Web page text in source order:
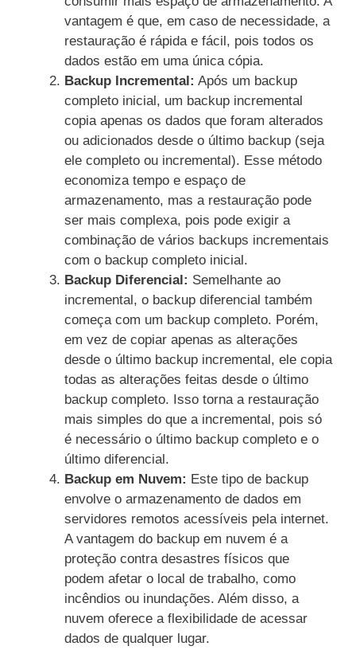
vantagem é que, em caso de necessidade, a
restauração é rápida e fácil, pois todos os
dados estão em uma única cópia.
Backup Incremental: Após um backup
completo inicial, um backup incremental
copia apenas os dados que foram alterados
ou adicionados desde o último backup (seja
ele completo ou incremental). Esse método
economiza tempo e espaço de
armazenamento, mas a restauração pode
ser mais complexa, pois pode exigir a
combinação de vários backups incrementais
com o backup completo inicial.
Backup Diferencial: Semelhante ao
incremental, o backup diferencial também
começa com um backup completo. Porém,
em vez de copiar apenas as alterações
desde o último backup incremental, ele copia
todas as alterações feitas desde o último
backup completo. Isso torna a restauração
mais simples do que a incremental, pois só
é necessário o último backup completo e o
último diferencial.
Backup em Nuvem: Este tipo de backup
envolve o armazenamento de dados em
servidores remotos acessíveis pela internet.
A vantagem do backup em nuvem é a
proteção contra desastres físicos que
podem afetar o local de trabalho, como
incêndios ou inundações. Além disso, a
nuvem oferece a flexibilidade de acessar
dados de qualquer lugar.